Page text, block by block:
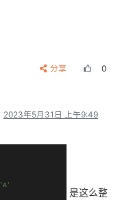
分享 0
2023年5月31日 上午9:49
是这么整